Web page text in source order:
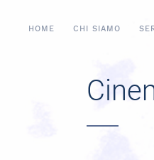
HOME CHI SIAMO